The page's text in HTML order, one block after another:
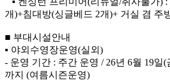
개)+침대방(싱글베드 2개)+ 거실 겸 주
■ 부대시설안내
▪ 야외수영장운영(실외)
- 운영 기간 : 주간 운영 / 26년 6월 19일(
까지 (여름시즌운영)